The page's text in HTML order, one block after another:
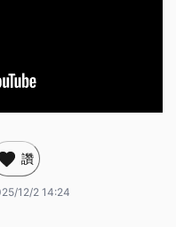
讚
12/2 14:24